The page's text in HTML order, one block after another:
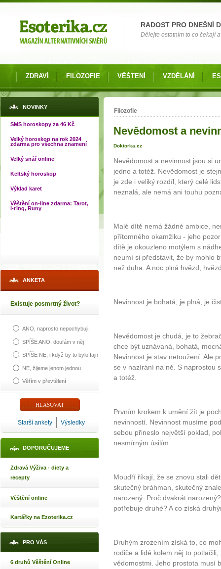
RADOST PRO DNEŠNÍ
Dělejte ostatním to co čekají
ZDRAVÍ FILOZOFIE VĚŠTENÍ VZDĚLÁNÍ
NOVINKY
SMS horoskopy za 46 Kč
Velký horoskop na rok 2024
zdarma pro všechna znamení
Velký snář online
Keltský horoskop
Výklad karet
Věštění on-line zdarma: Tarot,
I-ťing, Runy
ANKETA
Existuje posmrtný život?
ANO, naprosto nepochybuji
SPÍŠE ANO, doufám v něj
SPÍŠE NE, i když by to bylo fajn
NE, žijeme jenom jednou
Věřím v převtělení
Starší ankety Výsledky
DOPORUČUJEME
Zdravá Výživa - diety a
recepty
Věštění online
Kartářky na Ezoterika.cz
PRO VÁS
6 druhů Věštění Online
Jste zde
Filozofie
Nevědomost a
Doktorka.cz
Nevědomost a nevinnost jsou si
jedno a totéž. Nevědomost je
je zde i veliký rozdíl, který celé
neznalá, ale nemá ani touhu
Malé dítě nemá žádné ambice,
přítomného okamžiku - jeho
dítě je okouzleno motýlem s
neumí si představit, že by mohlo
než duha. A noc plná hvězd,
Nevinnost je bohatá, je plná, je
Nevědomost je chudá, je to
chce být uznávaná, bohatá,
Nevinnost je stav netoužení. Ale
se v nazírání na ně. S naprostou
a totéž.
Prvním krokem k umění žít je
nevinností. Nevinnost musíme
sebou přineslo největší poklad,
nesmírným úsilím.
Moudří říkají, že se znovu stali
skutečný bráhman, skutečný
narozený. Proč dvakrát
potřebuje druhé? A co získá
Druhým zrozením získá to, co
rodiče a lidé kolem něj to
vědomostmi. Jeho prostota musí